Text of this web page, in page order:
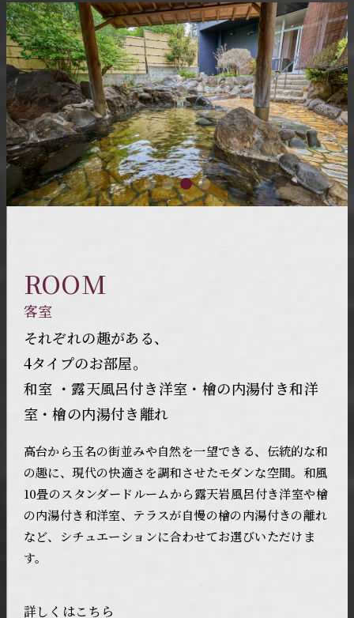
ROOM
客室
それぞれの趣がある、
4タイプのお部屋。
和室 ・露天風呂付き洋室・檜の内湯付き和洋
室・檜の内湯付き離れ
高台から玉名の街並みや自然を一望できる、伝統的な和
の趣に、現代の快適さを調和させたモダンな空間。和風
10畳のスタンダードルームから露天岩風呂付き洋室や檜
の内湯付き和洋室、テラスが自慢の檜の内湯付きの離れ
など、シチュエーションに合わせてお選びいただけま
す。
詳しくはこちら